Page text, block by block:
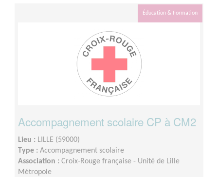
Éducation & Formation
Accompagnement scolaire CP à CM2
Lieu : LILLE (59000)
Type : Accompagnement scolaire
Association : Croix-Rouge française - Unité de Lille
Métropole